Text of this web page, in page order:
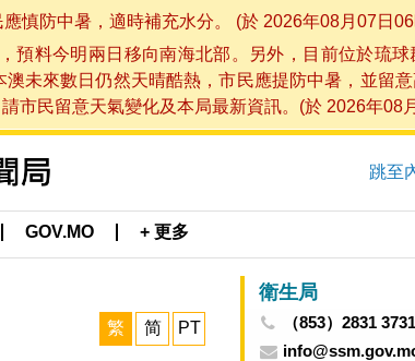
慎防中暑，適時補充水分。 (於 2026年08月07日
料今明兩日移向南海北部。另外，目前位於琉
未來數日仍然天晴酷熱，市民應提防中暑，並留
市民留意天氣變化及本局最新資訊。(於 2026年08
跳至
GOV.MO + 更多
繁 简 PT
衛生局
（853）2831 3731